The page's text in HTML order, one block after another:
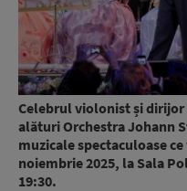
Celebrul violonist și dirijor
alături Orchestra Johann
muzicale spectaculoase
noiembrie 2025, la Sala
19:30.